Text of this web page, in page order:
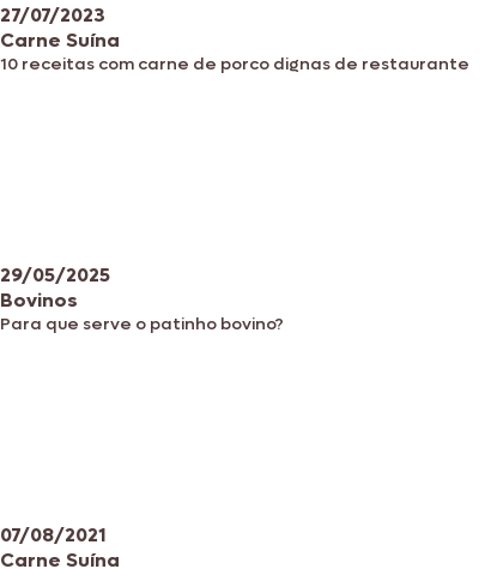
27/07/2023
Carne Suína
10 receitas com carne de porco dignas de restaurante
29/05/2025
Bovinos
Para que serve o patinho bovino?
07/08/2021
Carne Suína